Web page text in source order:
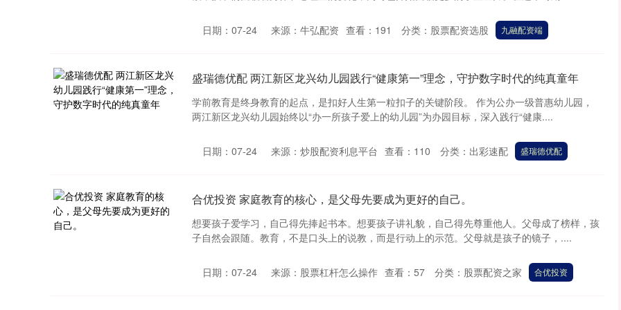
日期：07-24 来源：牛弘配资 查看： 191 分类： 股票配资选股 九融配资端
盛瑞德优配 两江新区龙兴幼儿园践行“健康第一”理念，守护数字时代的纯真童年
学前教育是终身教育的起点，是扣好人生第一粒扣子的关键阶段。 作为公办一级普惠幼儿园，
两江新区龙兴幼儿园始终以“办一所孩子爱上的幼儿园”为办园目标，深入践行“健康....
日期：07-24 来源：炒股配资利息平台 查看： 110 分类： 出彩速配 盛瑞德优配
合优投资 家庭教育的核心，是父母先要成为更好的自己。
想要孩子爱学习，自己得先捧起书本。想要孩子讲礼貌，自己得先尊重他人。父母成了榜样，孩
子自然会跟随。教育，不是口头上的说教，而是行动上的示范。父母就是孩子的镜子，....
日期：07-24 来源：股票杠杆怎么操作 查看： 57 分类： 股票配资之家 合优投资